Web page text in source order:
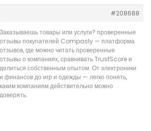
#208688
Заказываешь товары или услуги? проверенные
отзывы покупателей Compasly — платформа
отзывов, где можно читать проверенные
отзывы о компаниях, сравнивать TrustScore и
делиться собственным опытом. От электроники
и финансов до игр и одежды — легко понять,
каким компаниям действительно можно
доверять.